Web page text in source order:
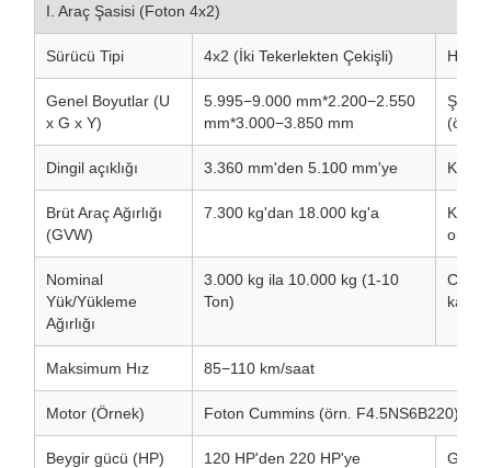
I. Araç Şasisi (Foton 4x2)
Sürücü Tipi 4x2 (İki Tekerlekten Çekişli) Hafif/
Genel Boyutlar (U
x G x Y)
5.995−9.000 mm*2.200−2.550
mm*3.000−3.850 mm
Şasi
(örn.
Dingil açıklığı 3.360 mm'den 5.100 mm'ye Kutu
Brüt Araç Ağırlığı
(GVW)
7.300 kg'dan 18.000 kg'a
orta
Nominal
Yük/Yükleme
Ağırlığı
3.000 kg ila 10.000 kg (1-10
Ton)
Civciv
Maksimum Hız 85−110 km/saat
Motor (Örnek) Foton Cummins (örn. F4.5NS6B220),
Beygir gücü (HP) 120 HP'den 220 HP'ye
Güç